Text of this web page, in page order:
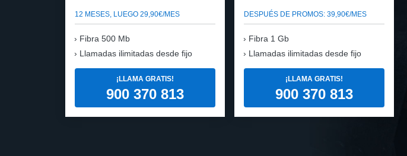
12 MESES, LUEGO 29,90€/MES
Fibra 500 Mb
Llamadas ilimitadas desde fijo
¡LLAMA GRATIS!
900 370 813
DESPUÉS DE PROMOS: 39,90€/MES
Fibra 1 Gb
Llamadas ilimitadas desde fijo
¡LLAMA GRATIS!
900 370 813